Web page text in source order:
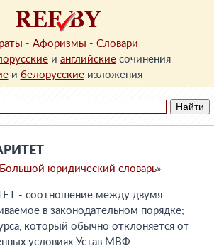
- Афоризмы - Словари
и английские сочинения
и белорусскиеизложения
Большой юридический словарь»
- соотношение между двумя
в законодательном порядке;
который обычно отклоняется от
условиях Устав МВФ